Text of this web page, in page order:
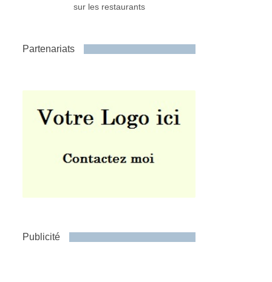
sur les restaurants
Partenariats
Publicité